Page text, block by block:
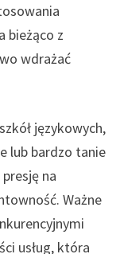
bieżąco z
wdrażać
językowych,
lub bardzo tanie
na
Ważne
usług, która